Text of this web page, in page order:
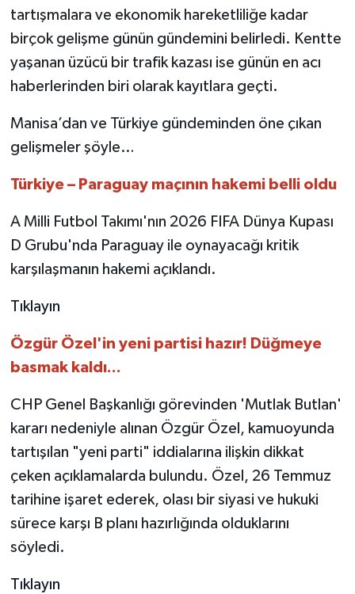
tartışmalara ve ekonomik hareketliliğe kadar
birçok gelişme günün gündemini belirledi. Kentte
yaşanan üzücü bir trafik kazası ise günün en acı
haberlerinden biri olarak kayıtlara geçti.
Manisa’dan ve Türkiye gündeminden öne çıkan
gelişmeler şöyle…
Türkiye – Paraguay maçının hakemi belli oldu
A Milli Futbol Takımı'nın 2026 FIFA Dünya Kupası
D Grubu'nda Paraguay ile oynayacağı kritik
karşılaşmanın hakemi açıklandı.
Tıklayın
Özgür Özel'in yeni partisi hazır! Düğmeye
basmak kaldı...
CHP Genel Başkanlığı görevinden 'Mutlak Butlan'
kararı nedeniyle alınan Özgür Özel, kamuoyunda
tartışılan "yeni parti" iddialarına ilişkin dikkat
çeken açıklamalarda bulundu. Özel, 26 Temmuz
tarihine işaret ederek, olası bir siyasi ve hukuki
sürece karşı B planı hazırlığında olduklarını
söyledi.
Tıklayın